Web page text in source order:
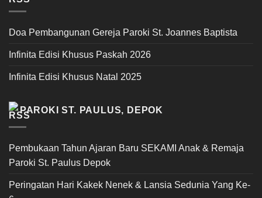
Doa Pembangunan Gereja Paroki St. Joannes Baptista
Infinita Edisi Khusus Paskah 2026
Infinita Edisi Khusus Natal 2025
PAROKI ST. PAULUS, DEPOK
Pembukaan Tahun Ajaran Baru SEKAMI Anak & Remaja
Paroki St. Paulus Depok
Peringatan Hari Kakek Nenek & Lansia Sedunia Yang Ke-